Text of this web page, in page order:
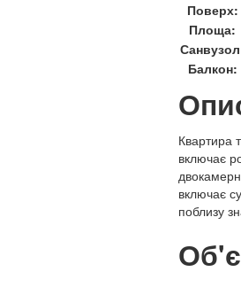
Поверх:
Площа:
Балкон:
Квартира
включає
включає
поблизу